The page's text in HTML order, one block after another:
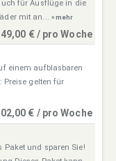
für Ausflüge in die
mit an... » mehr
49,00 € / pro Woche
einem aufblasbaren
Preise gelten für
€ / pro Woche
Paket und sparen Sie!